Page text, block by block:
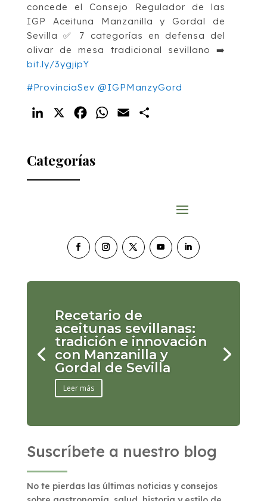
concede el Consejo Regulador de las
IGP Aceituna Manzanilla y Gordal de
Sevilla ✅ 7 categorías en defensa del
olivar de mesa tradicional sevillano ➡️
bit.ly/3ygjipY
#ProvinciaSev @IGPManzyGord
LinkedIn FacebookWhatsApp
Email
Categorías
Recetario de
aceitunas sevillanas:
tradición e innovación
con Manzanilla y
Gordal de Sevilla
Leer más
Suscríbete a nuestro blog
No te pierdas las últimas noticias y consejos